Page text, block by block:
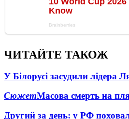
ЧИТАЙТЕ ТАКОЖ
У Білорусі засудили лідера
СюжетМасова смерть на
Другий за день: у РФ